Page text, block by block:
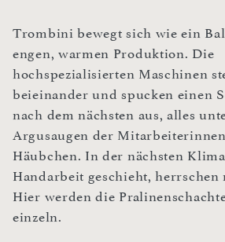
Trombini bewegt sich wie ein
engen, warmen Produktion. Die
hochspezialisierten Maschinen
beieinander und spucken einen
nach dem nächsten aus, alles
Argusaugen der
Häubchen. In der nächsten
Handarbeit geschieht, herrschen
Hier werden die
einzeln.